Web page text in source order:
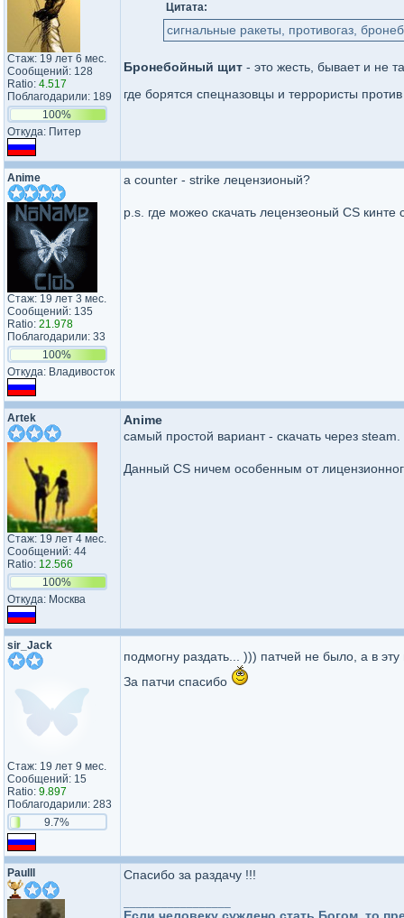
Стаж: 19 лет 6 мес.
Сообщений: 128
Ratio: 4.517
Поблагодарили: 189
100%
Откуда: Питер
Цитата:
сигнальные ракеты, противогаз,
Бронебойный щит - это жесть, бывает и не
где борятся спецназовцы и террористы
Anime
Стаж: 19 лет 3 мес.
Сообщений: 135
Ratio: 21.978
Поблагодарили: 33
100%
Откуда: Владивосток
а counter - strike лецензионый?
p.s. где можео скачать лецензеоный CS кинте
Artek
Стаж: 19 лет 4 мес.
Сообщений: 44
Ratio: 12.566
100%
Откуда: Москва
Anime
самый простой вариант - скачать через steam.
Данный CS ничем особенным от
sir_Jack
Стаж: 19 лет 9 мес.
Сообщений: 15
Ratio: 9.897
Поблагодарили: 283
9.7%
подмогну раздать... ))) патчей не было, а в
За патчи спасибо
Paulll Спасибо за раздачу !!!